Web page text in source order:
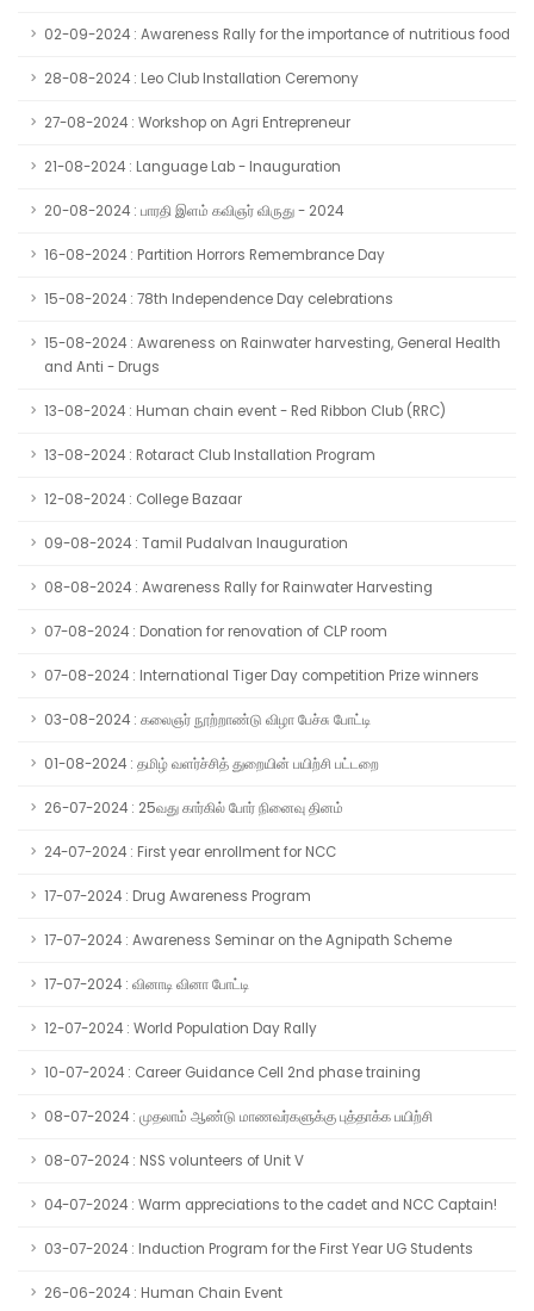
02-09-2024 : Awareness Rally for the importance of nutritious food
28-08-2024 : Leo Club Installation Ceremony
27-08-2024 : Workshop on Agri Entrepreneur
21-08-2024 : Language Lab - Inauguration
20-08-2024 : பாரதி இளம் கவிஞர் விருது - 2024
16-08-2024 : Partition Horrors Remembrance Day
15-08-2024 : 78th Independence Day celebrations
15-08-2024 : Awareness on Rainwater harvesting, General Health
and Anti - Drugs
13-08-2024 : Human chain event - Red Ribbon Club (RRC)
13-08-2024 : Rotaract Club Installation Program
12-08-2024 : College Bazaar
09-08-2024 : Tamil Pudalvan Inauguration
08-08-2024 : Awareness Rally for Rainwater Harvesting
07-08-2024 : Donation for renovation of CLP room
07-08-2024 : International Tiger Day competition Prize winners
03-08-2024 : கலைஞர் நூற்றாண்டு விழா பேச்சு போட்டி
01-08-2024 : தமிழ் வளர்ச்சித் துறையின் பயிற்சி பட்டறை
26-07-2024 : 25வது கார்கில் போர் நினைவு தினம்
24-07-2024 : First year enrollment for NCC
17-07-2024 : Drug Awareness Program
17-07-2024 : Awareness Seminar on the Agnipath Scheme
17-07-2024 : வினாடி வினா போட்டி
12-07-2024 : World Population Day Rally
10-07-2024 : Career Guidance Cell 2nd phase training
08-07-2024 : முதலாம் ஆண்டு மாணவர்களுக்கு புத்தாக்க பயிற்சி
08-07-2024 : NSS volunteers of Unit V
04-07-2024 : Warm appreciations to the cadet and NCC Captain!
03-07-2024 : Induction Program for the First Year UG Students
26-06-2024 : Human Chain Event